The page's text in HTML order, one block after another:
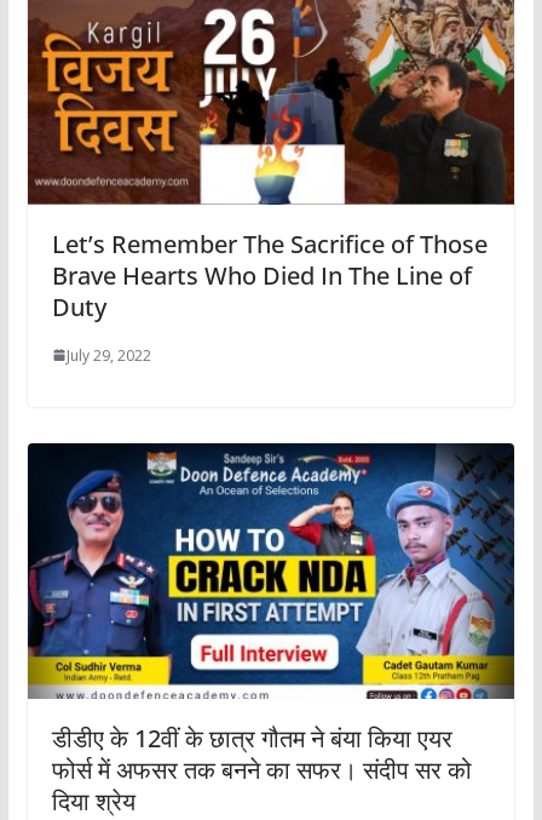
Let’s Remember The Sacrifice of Those
Brave Hearts Who Died In The Line of
Duty
July 29, 2022
डीडीए के 12वीं के छात्र गौतम ने बंया किया एयर
फोर्स में अफसर तक बनने का सफर। संदीप सर को
दिया श्रेय